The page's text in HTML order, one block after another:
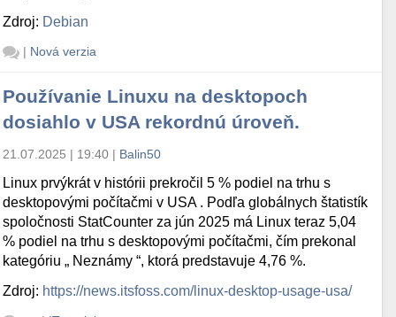
Zdroj: Debian
| Nová verzia
Používanie Linuxu na desktopoch
dosiahlo v USA rekordnú úroveň.
21.07.2025 | 19:40 | Balin50
Linux prvýkrát v histórii prekročil 5 % podiel na trhu s
desktopovými počítačmi v USA . Podľa globálnych štatistík
spoločnosti StatCounter za jún 2025 má Linux teraz 5,04
% podiel na trhu s desktopovými počítačmi, čím prekonal
kategóriu „ Neznámy “, ktorá predstavuje 4,76 %.
Zdroj: https://news.itsfoss.com/linux-desktop-usage-usa/